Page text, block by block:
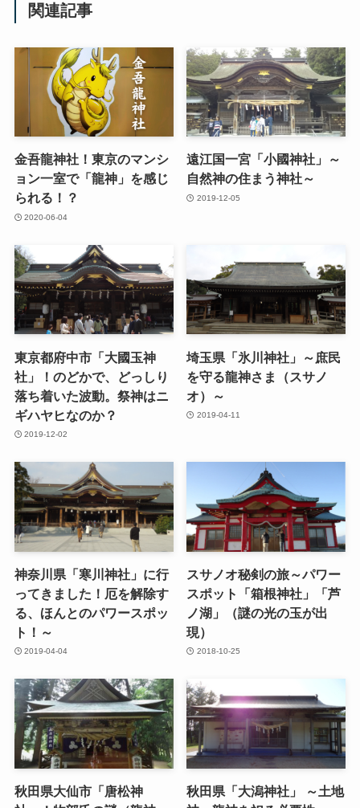
関連記事
金吾龍神社！東京のマンシ
ョン一室で「龍神」を感じ
られる！？
2020-06-04
遠江国一宮「小國神社」～
自然神の住まう神社～
2019-12-05
東京都府中市「大國玉神
社」！のどかで、どっしり
落ち着いた波動。祭神はニ
ギハヤヒなのか？
2019-12-02
埼玉県「氷川神社」～庶民
を守る龍神さま（スサノ
オ）～
2019-04-11
神奈川県「寒川神社」に行
ってきました！厄を解除す
る、ほんとのパワースポッ
ト！～
2019-04-04
スサノオ秘剣の旅～パワー
スポット「箱根神社」「芦
ノ湖」（謎の光の玉が出
現）
2018-10-25
秋田県大仙市「唐松神
秋田県「大潟神社」 ～土地